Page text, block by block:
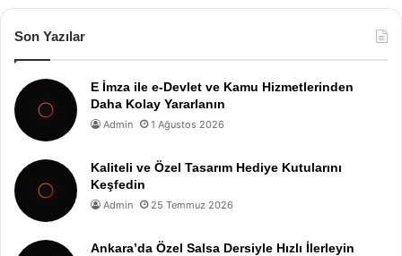
Son Yazılar
E İmza ile e-Devlet ve Kamu Hizmetlerinden
Daha Kolay Yararlanın
Admin 1 Ağustos 2026
Kaliteli ve Özel Tasarım Hediye Kutularını
Keşfedin
Admin 25 Temmuz 2026
Ankara’da Özel Salsa Dersiyle Hızlı İlerleyin